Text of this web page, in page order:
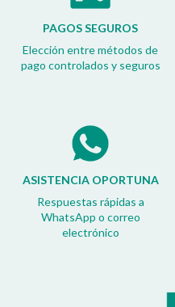
PAGOS SEGUROS
Elección entre métodos de
pago controlados y seguros
ASISTENCIA OPORTUNA
Respuestas rápidas a
WhatsApp o correo
electrónico